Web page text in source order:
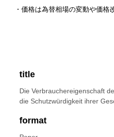
title
Die Verbrauchereigenschaft
die Schutzwürdigkeit ihrer
format
・価格は為替相場の変動や価